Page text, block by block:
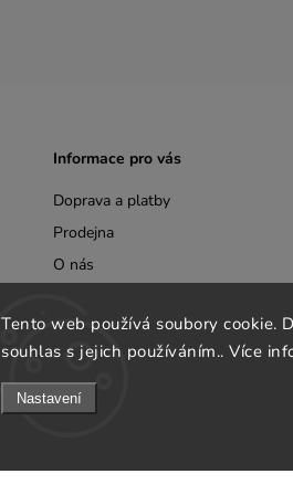
Tento web používá soubory cookie.
souhlas s jejich používáním.. Více
Nastavení
Informace pro vás
Doprava a platby
Prodejna
O nás
Podmínky ochrany osobních údajů
Jak ověřujeme recenze
Odebírat newsletter